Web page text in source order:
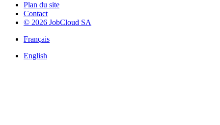
Plan du site
Contact
© 2026 JobCloud SA
Français
English